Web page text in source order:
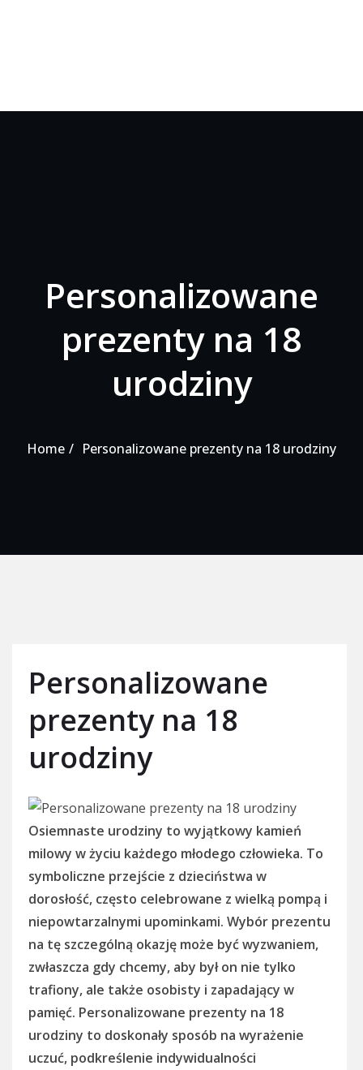
Personalizowane
prezenty na 18
urodziny
Home Personalizowane prezenty na 18 urodziny
Personalizowane
prezenty na 18
urodziny
Osiemnaste urodziny to wyjątkowy kamień
milowy w życiu każdego młodego człowieka. To
symboliczne przejście z dzieciństwa w
dorosłość, często celebrowane z wielką pompą i
niepowtarzalnymi upominkami. Wybór prezentu
na tę szczególną okazję może być wyzwaniem,
zwłaszcza gdy chcemy, aby był on nie tylko
trafiony, ale także osobisty i zapadający w
pamięć. Personalizowane prezenty na 18
urodziny to doskonały sposób na wyrażenie
uczuć, podkreślenie indywidualności